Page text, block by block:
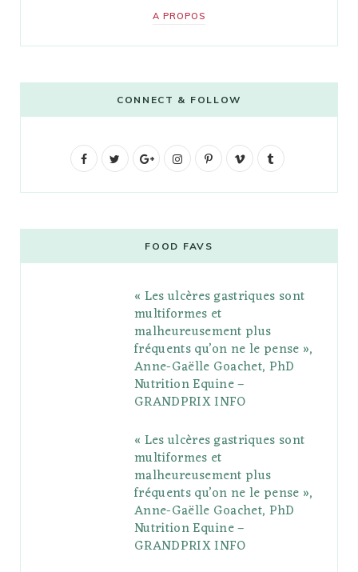
A PROPOS
CONNECT & FOLLOW
F
b
t
G
g
l
e
P
l
s
I
t
a
g
r
a
m
P
e
r
e
s
V
o
l
r
FOOD FAVS
« Les ulcères gastriques sont
multiformes et
malheureusement plus
fréquents qu’on ne le pense »,
Anne-Gaëlle Goachet, PhD
Nutrition Equine –
GRANDPRIX INFO
« Les ulcères gastriques sont
multiformes et
malheureusement plus
fréquents qu’on ne le pense »,
Anne-Gaëlle Goachet, PhD
Nutrition Equine –
GRANDPRIX INFO